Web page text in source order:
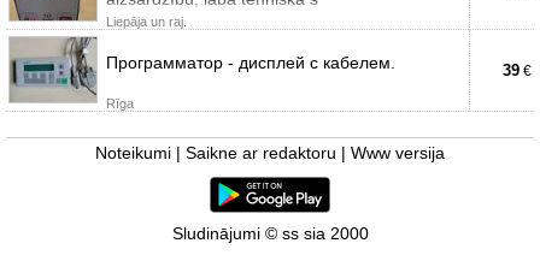
Liepāja un raj.
Программатор - дисплей с кабелем.
Rīga
39 €
Noteikumi Saikne ar redaktoru Www versija
Sludinājumi © ss sia 2000